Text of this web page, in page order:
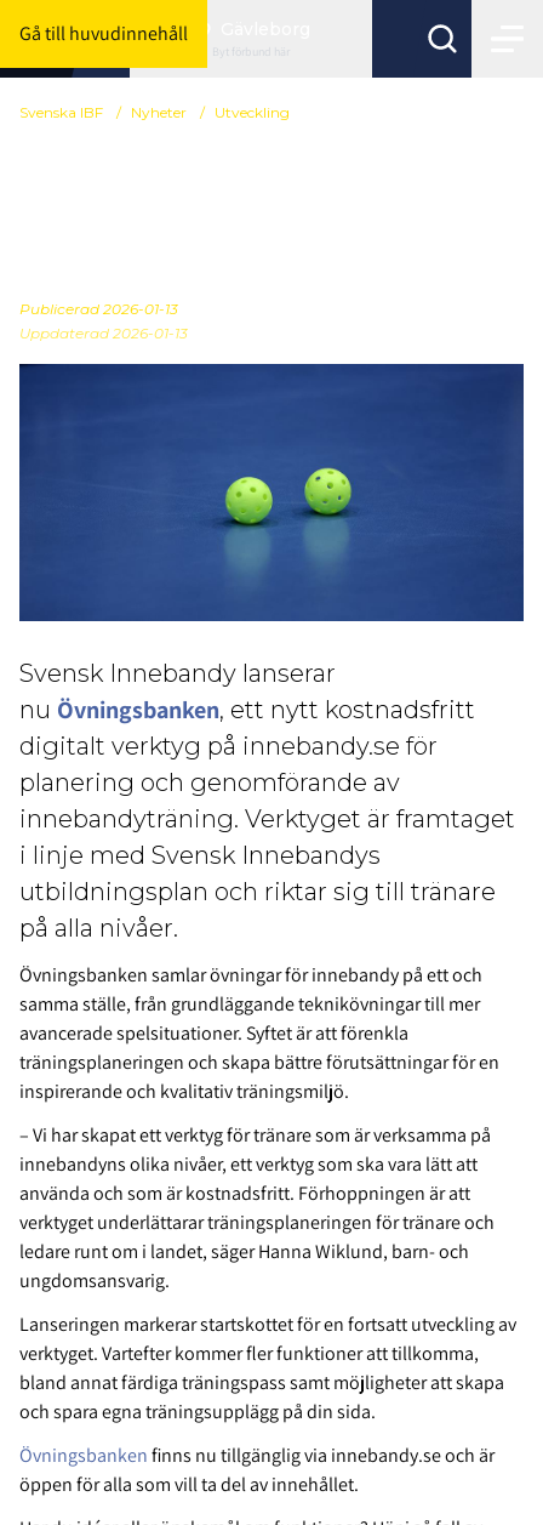
Gå till huvudinnehåll
Byt förbund här
Svenska IBF / Nyheter / Utveckling
Publicerad 2026-01-13
Uppdaterad 2026-01-13
Svensk Innebandy lanserar
nu Övningsbanken, ett nytt kostnadsfritt
digitalt verktyg på innebandy.se för
planering och genomförande av
innebandyträning. Verktyget är framtaget
i linje med Svensk Innebandys
utbildningsplan och riktar sig till tränare
på alla nivåer.
Övningsbanken samlar övningar för innebandy på ett och
samma ställe, från grundläggande teknikövningar till mer
avancerade spelsituationer. Syftet är att förenkla
träningsplaneringen och skapa bättre förutsättningar för en
inspirerande och kvalitativ träningsmiljö.
– Vi har skapat ett verktyg för tränare som är verksamma på
innebandyns olika nivåer, ett verktyg som ska vara lätt att
använda och som är kostnadsfritt. Förhoppningen är att
verktyget underlättarar träningsplaneringen för tränare och
ledare runt om i landet, säger Hanna Wiklund, barn- och
ungdomsansvarig.
Lanseringen markerar startskottet för en fortsatt utveckling av
verktyget. Vartefter kommer fler funktioner att tillkomma,
bland annat färdiga träningspass samt möjligheter att skapa
och spara egna träningsupplägg på din sida.
Övningsbankenfinns nu tillgänglig via innebandy.se och är
öppen för alla som vill ta del av innehållet.